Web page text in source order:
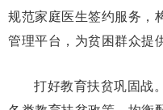
规范家庭医生签约服务，
管理平台，为贫困群众提
打好教育扶贫巩固战